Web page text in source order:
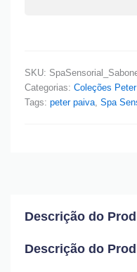
SKU:
Categorias: Coleções
Tags: peter paiva, Spa
Descrição do
Descrição do